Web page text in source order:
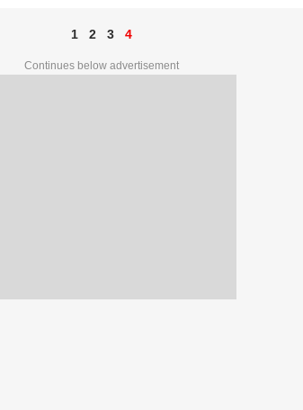
1 2 3 4
Continues below advertisement